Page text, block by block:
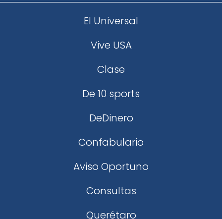
El Universal
Vive USA
Clase
De 10 sports
DeDinero
Confabulario
Aviso Oportuno
Consultas
Querétaro